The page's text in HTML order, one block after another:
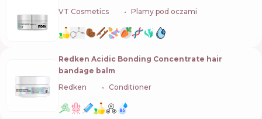
VT Cosmetics
Plamy pod oczami
Redken Acidic Bonding Concentrate hair
bandage balm
Redken
Conditioner